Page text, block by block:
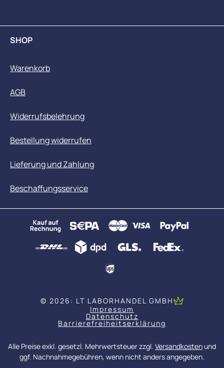
SHOP
Warenkorb
AGB
Widerrufsbelehrung
Bestellung widerrufen
Lieferung und Zahlung
Beschaffungsservice
© 2026: LT LABORHANDEL GMBH
Impressum
Datenschutz
Barrierefreiheitserklärung
Alle Preise exkl. gesetzl. Mehrwertsteuer zzgl. Versandkostenund
ggf. Nachnahmegebühren, wenn nicht anders angegeben.